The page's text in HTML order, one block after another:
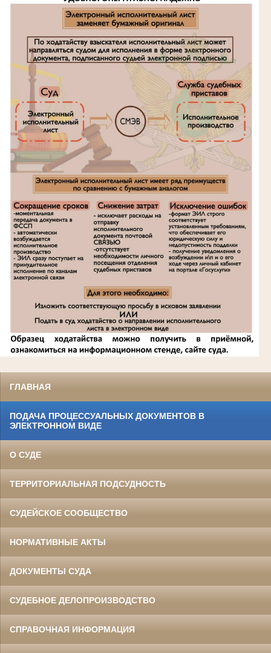
ГЛАВНАЯ
ПОДАЧА ПРОЦЕССУАЛЬНЫХ ДОКУМЕНТОВ В
ЭЛЕКТРОННОМ ВИДЕ
О СУДЕ
ТЕРРИТОРИАЛЬНАЯ ПОДСУДНОСТЬ
СУДЕЙСКОЕ СООБЩЕСТВО
НОРМАТИВНЫЕ АКТЫ
ДОКУМЕНТЫ СУДА
СУДЕБНОЕ ДЕЛОПРОИЗВОДСТВО
СПРАВОЧНАЯ ИНФОРМАЦИЯ